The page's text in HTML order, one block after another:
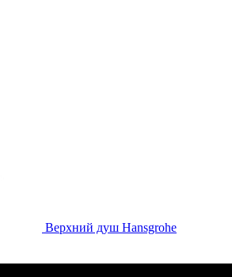
Верхний душ Hansgrohe